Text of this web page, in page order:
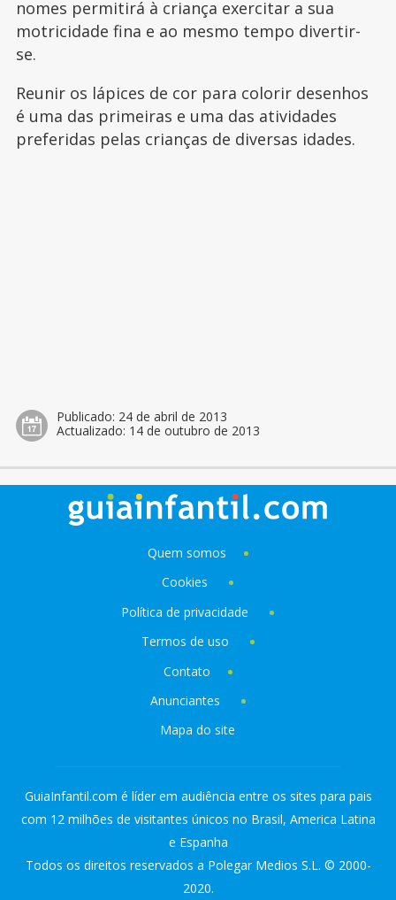
nomes permitirá à criança exercitar a sua
motricidade fina e ao mesmo tempo divertir-
se.
Reunir os lápices de cor para colorir desenhos
é uma das primeiras e uma das atividades
preferidas pelas crianças de diversas idades.
Publicado: 24 de abril de 2013
Actualizado: 14 de outubro de 2013
Quem somos
Cookies
Política de privacidade
Termos de uso
Contato
Anunciantes
Mapa do site
GuiaInfantil.com é líder em audiência entre os sites para pais
com 12 milhões de visitantes únicos no Brasil, America Latina
e Espanha
Todos os direitos reservados a Polegar Medios S.L. © 2000-
2020.